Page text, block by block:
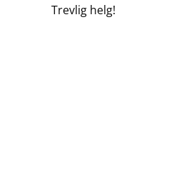
Trevlig helg!